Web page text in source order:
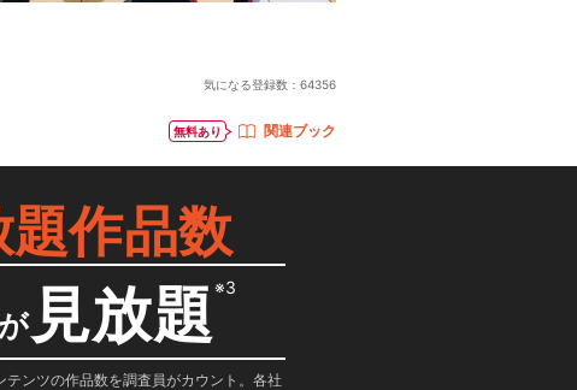
気になる登録数： 64356
無料あり 関連ブック
作品数
見放題※3
ンツの作品数を調査員がカウント。各社